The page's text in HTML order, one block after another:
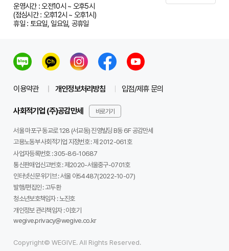
운영시간 : 오전10시 ~ 오후5시
(점심시간 : 오후12시 ~ 오후1시)
휴일 : 토요일, 일요일, 공휴일
이용약관 개인정보처리방침 입점/제휴 문의
사회적기업 (주)공감만세 바로가기
서울 마포구 동교로 128 (서교동) 진영빌딩 B동 6F 공감만세
고용노동부 사회적기업 지정번호 : 제 2012-061호
사업자등록번호 :305-86-10687
통신판매업신고번호 :제2020-서울중구-0701호
인터넷신문 위기브 :서울 아54487(2022-10-07)
발행/편집인 :고두환
청소년보호책임자 :노진호
개인정보 관리책임자 :이호기
wegive.privacy@wegive.co.kr
Copyright© WEGIVE. All Rights Reserved.